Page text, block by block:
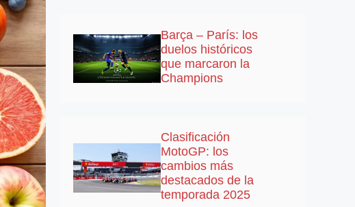
Barça – París: los
duelos históricos
que marcaron la
Champions
Clasificación
MotoGP: los
cambios más
destacados de la
temporada 2025